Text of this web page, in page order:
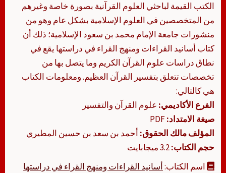
الكتب القيمة لباحثي العلوم القرآنية بصورة خاصة وغيرهم
من المتخصصين في العلوم الإسلامية بشكل عام وهو من
منشورات جامعة الإمام محمد بن سعود الإسلامية؛ ذلك أن
كتاب أسانيد القراءات ومنهج القراء في دراستها يقع في
نطاق دراسات علوم القرآن الكريم وما يتصل بها من
تخصصات تتعلق بتفسير القرآن العظيم. ومعلومات الكتاب
هي كالتالي:
الفرع الأكاديمي: علوم القرآن والتفسير
صيغة الامتداد:
المؤلف مالك الحقوق: أحمد بن سعد بن حسين المطيري
حجم الكتاب:
اسم الكتاب:أسانيد القراءات ومنهج القراء في دراستها